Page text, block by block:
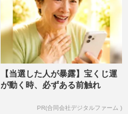
【当選した人が暴露】宝くじ運
が動く時、必ずある前触れ
PR(合同会社デジタルファーム )